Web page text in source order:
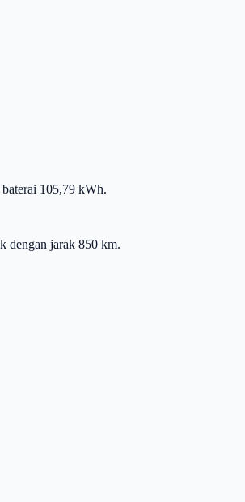
105,79 kWh.
dengan jarak 850 km.